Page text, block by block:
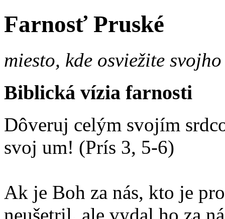
Farnosť Pruské
miesto, kde osviežite
Biblická vízia farnosti
Dôveruj celým svojím
svoj um! (Prís 3, 5-6)
Ak je Boh za nás, kto je